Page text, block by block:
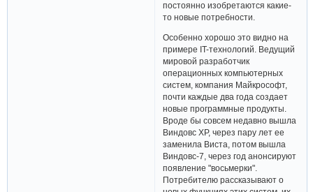
постоянно изобретаются какие-
то новые потребности.
Особенно хорошо это видно на
примере IT-технологий. Ведущий
мировой разработчик
операционных компьютерных
систем, компания Майкрософт,
почти каждые два года создает
новые программные продукты.
Вроде бы совсем недавно вышла
Виндовс ХР, через пару лет ее
заменила Виста, потом вышла
Виндовс-7, через год анонсируют
появление "восьмерки".
Потребителю рассказывают о